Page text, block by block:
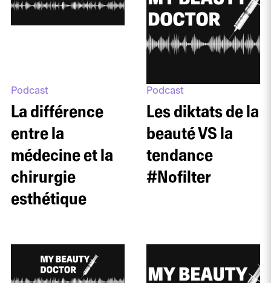
Podcast
La différence
entre la
médecine et la
chirurgie
esthétique
Podcast
Les diktats de la
beauté VS la
tendance
#Nofilter